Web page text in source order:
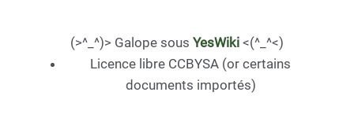
(>^_^)> Galope sous YesWiki <(^_^<)
Licence libre CCBYSA (or certains
documents importés)